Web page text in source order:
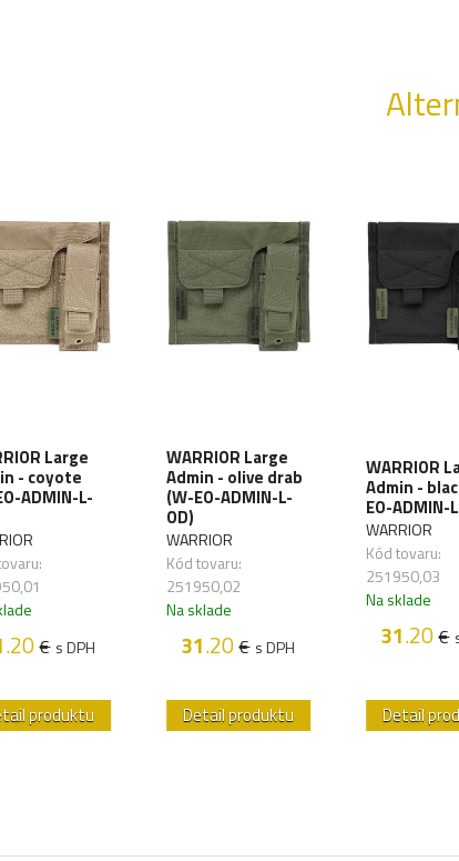
Large
- coyote
ADMIN-L-
.20€ s DPH
produktu
WARRIOR Large
Admin - olive drab
(W-EO-ADMIN-L-
OD)
WARRIOR
Kód tovaru:
251950,02
Na sklade
31.20€ s DPH
Detail produktu
WARRIOR
Admin -
EO-ADMIN-
WARRIOR
Kód tovaru:
251950,03
Na sklade
31.20€
Detail